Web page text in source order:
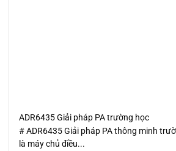
ADR6435 Giải pháp PA trường học
# ADR6435 Giải pháp PA thông minh
là máy chủ điều...